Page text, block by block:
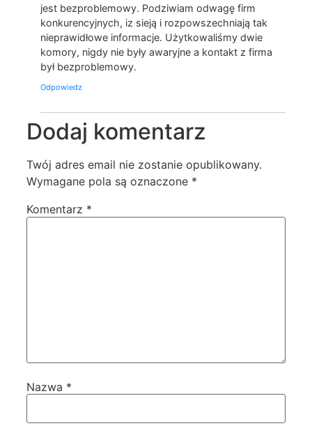
jest bezproblemowy. Podziwiam odwagę firm
konkurencyjnych, iz sieją i rozpowszechniają tak
nieprawidłowe informacje. Użytkowaliśmy dwie
komory, nigdy nie były awaryjne a kontakt z firma
był bezproblemowy.
Odpowiedz
Dodaj komentarz
Twój adres email nie zostanie opublikowany.
Wymagane pola są oznaczone *
Komentarz *
Nazwa *